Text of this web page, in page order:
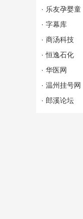
· 乐友孕婴童
· 字幕库
· 商汤科技
· 恒逸石化
· 华医网
· 温州挂号网
· 郎溪论坛